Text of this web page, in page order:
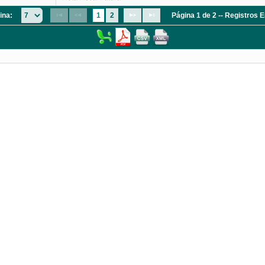
1 2 Página 1 de 2 -- Registros